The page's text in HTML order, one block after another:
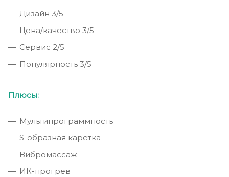
Дизайн 3/5
Цена/качество 3/5
Сервис 2/5
Популярность 3/5
Плюсы:
Мультипрограммность
S-образная каретка
Вибромассаж
ИК-прогрев